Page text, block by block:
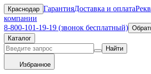
Краснодар ГарантияДоставка и оплата
компании
8-800-101-19-19 (звонок бесплатный)
Каталог
Найти
Избранное